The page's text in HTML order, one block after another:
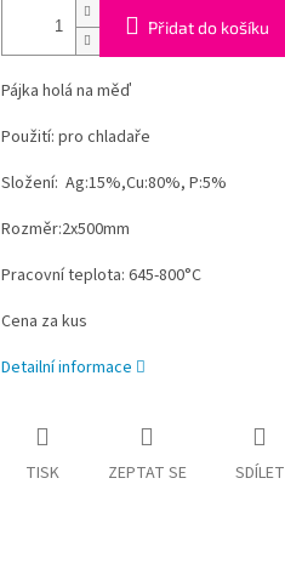
Přidat do košíku
Pájka holá na měď
Použití: pro chladaře
Složení: Ag:15%,Cu:80%, P:5%
Rozměr:2x500mm
Pracovní teplota: 645-800°C
Cena za kus
Detailní informace
TISK ZEPTAT SE SDÍLET